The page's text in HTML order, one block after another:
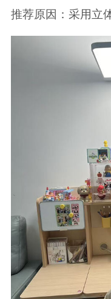
推荐原因：采用立